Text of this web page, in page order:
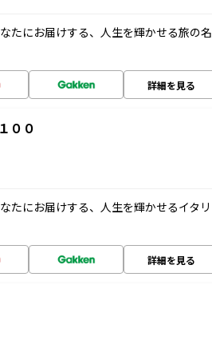
たにお届けする、人生を輝かせる旅の名
詳細を見る
００
たにお届けする、人生を輝かせるイタリ
詳細を見る